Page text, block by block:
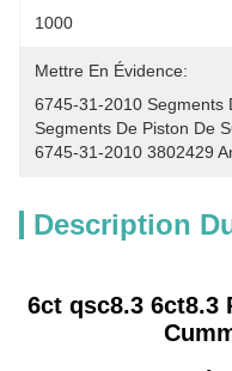
1000
Mettre En Évidence:
6745-31-2010 Segments
Segments De Piston De
6745-31-2010 3802429
Description
6ct qsc8.3 6ct8.3